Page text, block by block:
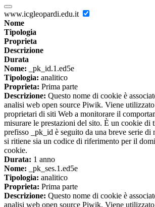
www.icgleopardi.edu.it
Nome
Tipologia
Proprieta
Descrizione
Durata
Nome: _pk_id.1.ed5e
Tipologia: analitico
Proprieta: Prima parte
Descrizione: Questo nome di cookie è
analisi web open source Piwik. Viene
proprietari di siti Web a monitorare il
misurare le prestazioni del sito. È un cookie di
prefisso _pk_id è seguito da una breve serie di
si ritiene sia un codice di riferimento per il
cookie.
Durata: 1 anno
Nome: _pk_ses.1.ed5e
Tipologia: analitico
Proprieta: Prima parte
Descrizione: Questo nome di cookie è
analisi web open source Piwik. Viene